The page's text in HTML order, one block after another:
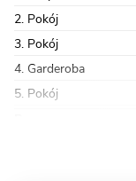
2. Pokój
3. Pokój
4. Garderoba
5. Pokój